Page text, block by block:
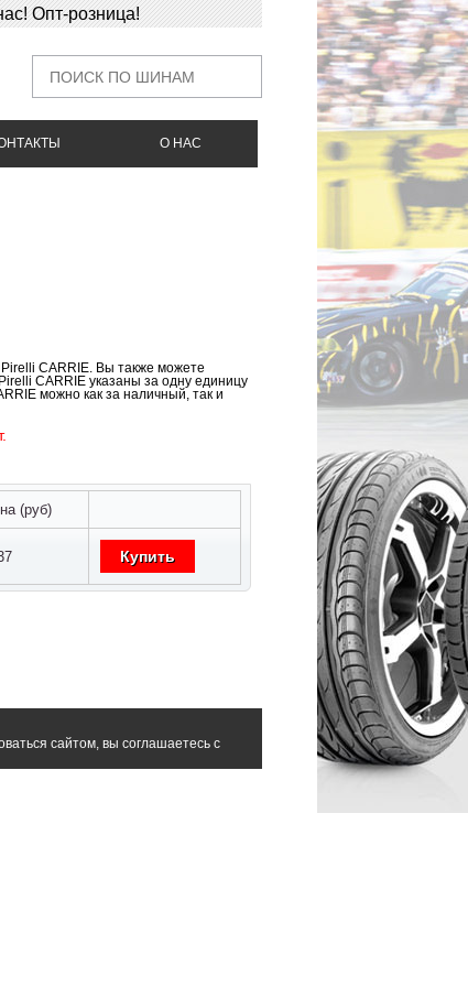
Опт-розница!
О НАС
CARRIE. Вы также можете
CARRIE указаны за одну единицу
можно как за наличный, так и
(руб)
Купить
сайтом, вы соглашаетесь с